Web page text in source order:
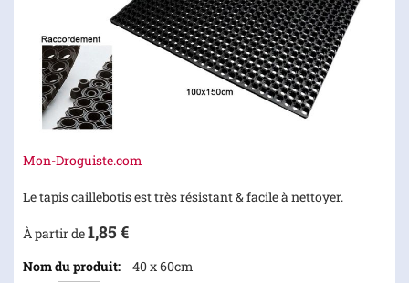
Mon-Droguiste.com
Le tapis caillebotis est très résistant & facile à nettoyer.
À partir de1,85 €
Articles
40 x 60cm
Skip
the
of
images